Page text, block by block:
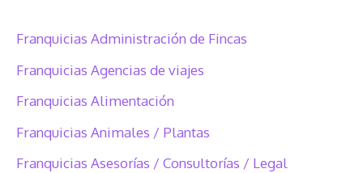
Franquicias Administración de Fincas
Franquicias Agencias de viajes
Franquicias Alimentación
Franquicias Animales / Plantas
Franquicias Asesorías / Consultorías / Legal